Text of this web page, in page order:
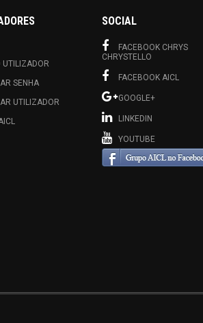
UTILIZADOR
SENHA
UTILIZADOR
SOCIAL
FACEBOOK CHRYS
CHRYSTELLO
FACEBOOK AICL
GOOGLE+
LINKEDIN
YOUTUBE